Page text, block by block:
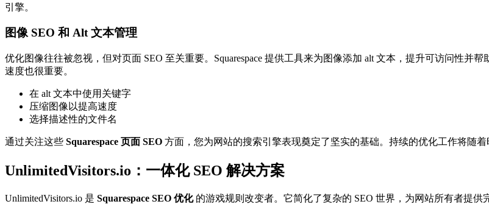
引擎。
图像 SEO 和 Alt 文本管理
优化图像往往被忽视，但对页面 SEO 至关重要。Squarespace 提供工具来为图像添加 alt 文本，提升可访问性并
速度也很重要。
在 alt 文本中使用关键字
压缩图像以提高速度
选择描述性的文件名
通过关注这些 Squarespace 页面 SEO 方面，您为网站的搜索引擎表现奠定了坚实的基础。持续的优化工作将随
UnlimitedVisitors.io：一体化 SEO 解决方案
UnlimitedVisitors.io 是 Squarespace SEO 优化的游戏规则改变者。它简化了复杂的 SEO 世界，为网站所有者提供